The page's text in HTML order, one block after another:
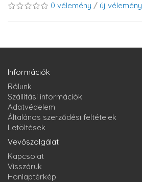
0 vélemény / új vélemény
Információk
Rólunk
Szállítási információk
Adatvédelem
Általános szerződési feltételek
Letöltések
Vevőszolgálat
Kapcsolat
Visszáruk
Honlaptérkép